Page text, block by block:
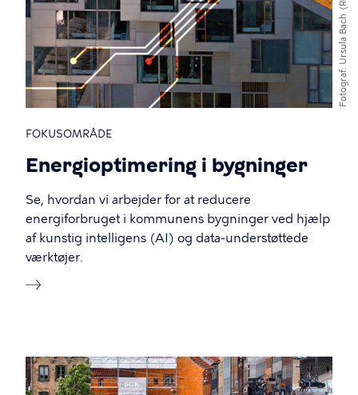
Fotograf
Ursula Bach
FOKUSOMRÅDE
Energioptimering i bygninger
Se, hvordan vi arbejder for at reducere
energiforbruget i kommunens bygninger ved hjælp
af kunstig intelligens (AI) og data-understøttede
værktøjer.